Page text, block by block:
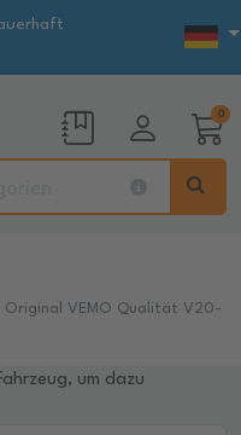
0
Original VEMO Qualität V20-
um dazu